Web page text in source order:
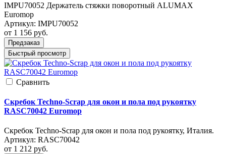
IMPU70052 Держатель стяжки поворотный ALUMAX
Euromop
Артикул: IMPU70052
от 1 156 руб.
Предзаказ
Быстрый просмотр
Cравнить
Скребок Techno-Scrap для окон и пола под рукоятку
RASC70042 Euromop
Скребок Techno-Scrap для окон и пола под рукоятку, Италия.
Артикул: RASC70042
от 1 212 руб.